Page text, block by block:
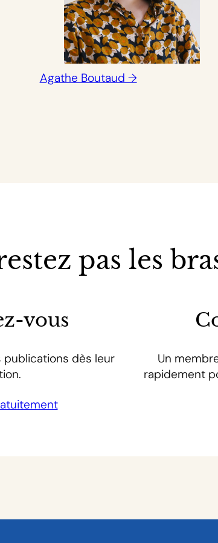
Agathe Boutaud →
pas les
vous
publications dès leur
Un
rapidement